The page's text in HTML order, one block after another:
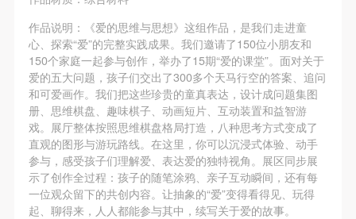
作品说明：《爱的思维与思想》这组作品，是我们走进童
心、探索“爱”的完整实践成果。我们邀请了150位小朋友和
150个家庭一起参与创作，举办了15期“爱的课堂”。面对关于
爱的五大问题，孩子们交出了300多个天马行空的答案、追问
和可爱画作。我们把这些珍贵的童真表达，设计成问题集图
册、思维棋盘、趣味棋子、动画短片、互动装置和益智游
戏。展厅整体按照思维棋盘格局打造，八种思考方式变成了
直观的图形与游玩路线。在这里，你可以沉浸式体验、动手
参与，感受孩子们理解爱、表达爱的独特视角。展区同步展
示了创作全过程：孩子的随笔涂鸦、亲子互动瞬间，还有每
一位观众留下的共创内容。让抽象的“爱”变得看得见、玩得
起、聊得来，人人都能参与其中，续写关于爱的故事。